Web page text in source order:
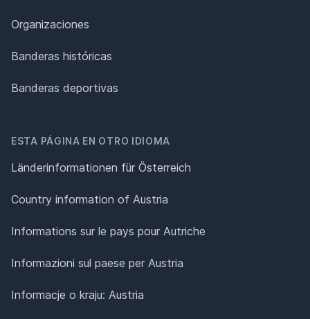
Organizaciones
Banderas históricas
Banderas deportivas
ESTA PÁGINA EN OTRO IDIOMA
Länderinformationen für Österreich
Country information of Austria
Informations sur le pays pour Autriche
Informazioni sul paese per Austria
Informacje o kraju: Austria